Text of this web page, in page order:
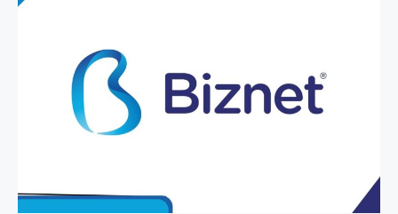
o
r
a
m